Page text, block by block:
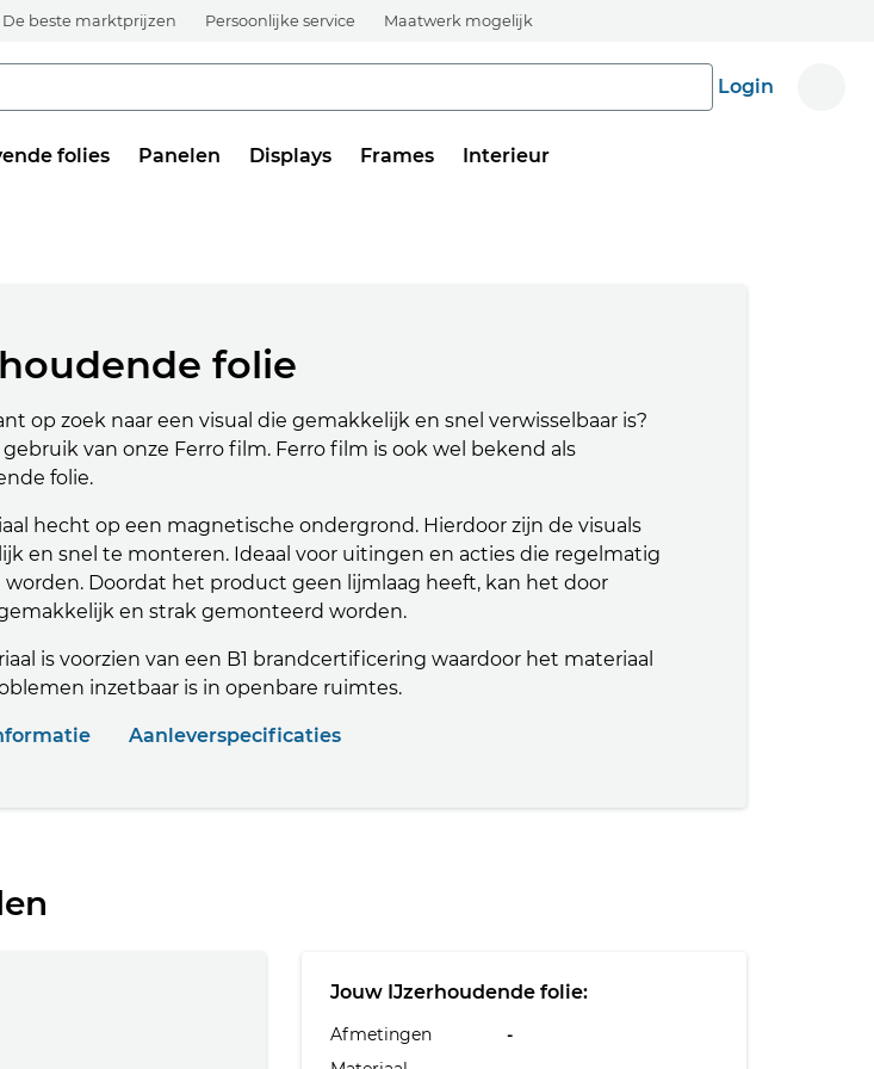
De beste marktprijzen Persoonlijke service Maatwerk mogelijk
Login
folies Panelen Displays Frames Interieur
folie
op zoek naar een visual die gemakkelijk en snel verwisselbaar is?
gebruik van onze Ferro film. Ferro film is ook wel bekend als
folie.
hecht op een magnetische ondergrond. Hierdoor zijn de visuals
en snel te monteren. Ideaal voor uitingen en acties die regelmatig
worden. Doordat het product geen lijmlaag heeft, kan het door
en strak gemonteerd worden.
is voorzien van een B1 brandcertificering waardoor het materiaal
inzetbaar is in openbare ruimtes.
Aanleverspecificaties
Jouw IJzerhoudende folie:
Afmetingen
-